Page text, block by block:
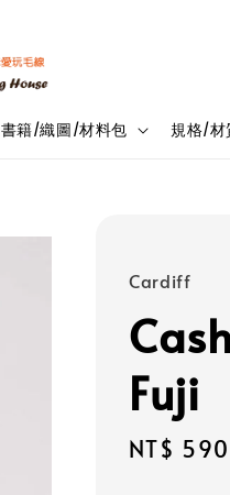
書籍/織圖/材料包 規格/
Cardiff
Fuji
Regular
NT$ 590